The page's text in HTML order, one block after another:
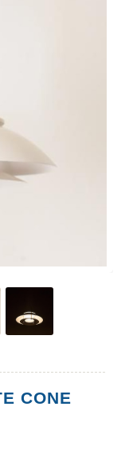
CONE